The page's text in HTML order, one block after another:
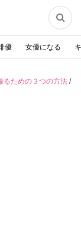

優 女優になる
るための３つの方法 /